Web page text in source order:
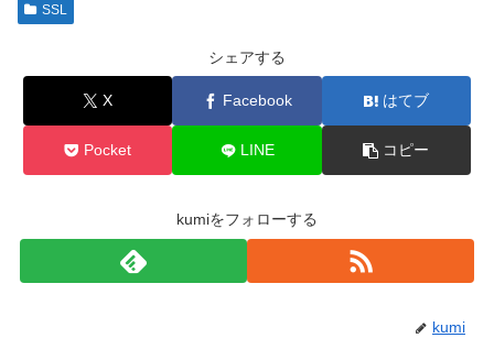
SSL
シェアする
X Facebook はてブ
Pocket LINE コピー
kumiをフォローする
kumi